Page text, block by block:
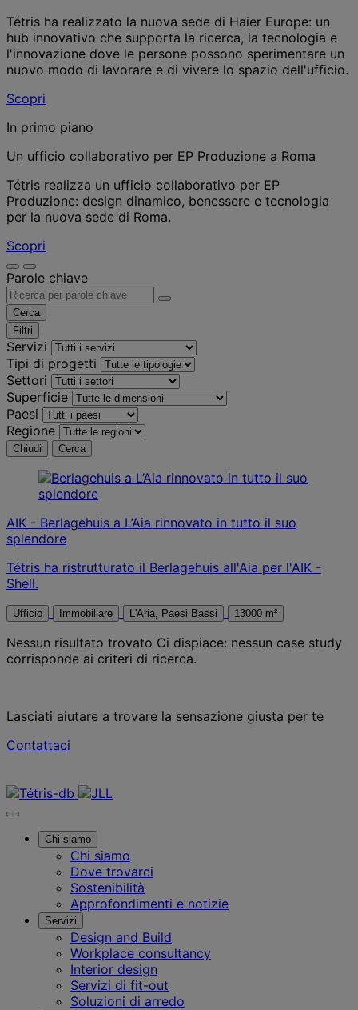
Tétris ha realizzato la nuova sede di Haier Europe: un
hub innovativo che supporta la ricerca, la tecnologia e
l'innovazione dove le persone possono sperimentare un
nuovo modo di lavorare e di vivere lo spazio dell'ufficio.
Scopri
In primo piano
Un ufficio collaborativo per EP Produzione a Roma
Tétris realizza un ufficio collaborativo per EP
Produzione: design dinamico, benessere e tecnologia
per la nuova sede di Roma.
Scopri
Parole chiave
Cerca
Filtri
Servizi
Tipi di progetti
Settori
Superficie
Paesi
Regione
Chiudi Cerca
AIK - Berlagehuis a L’Aia rinnovato in tutto il suo
splendore
Tétris ha ristrutturato il Berlagehuis all'Aia per l'AIK -
Shell.
Ufficio Immobiliare L'Aria, Paesi Bassi 13000 m²
Nessun risultato trovato Ci dispiace: nessun case study
corrisponde ai criteri di ricerca.
Lasciati aiutare a trovare la sensazione giusta per te
Contattaci
Chi siamo
Chi siamo
Dove trovarci
Sostenibilità
Approfondimenti e notizie
Servizi
Design and Build
Workplace consultancy
Interior design
Servizi di fit-out
Soluzioni di arredo